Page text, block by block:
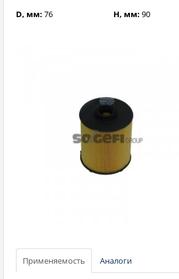
D, мм: 76 H, мм: 90
Применяемость Аналоги